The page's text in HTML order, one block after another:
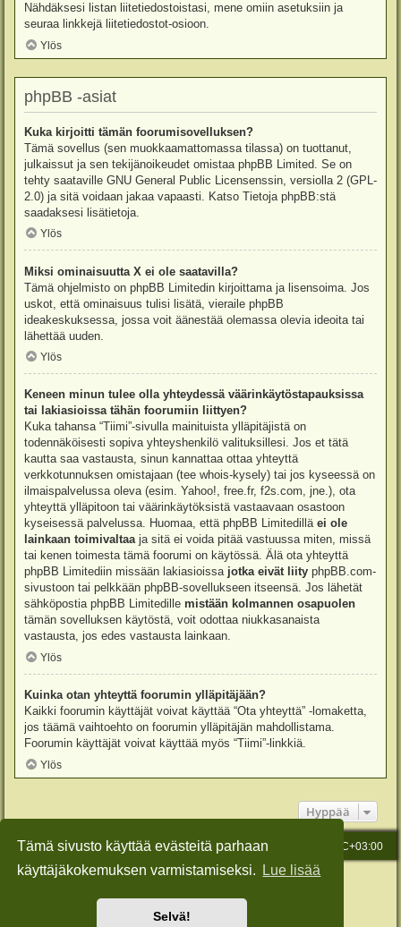
Tämä sivusto käyttää evästeitä parhaan
käyttäjäkokemuksen varmistamiseksi.
Lue lisää
Selvä!
Nähdäksesi listan liitetiedostoistasi, mene omiin asetuksiin ja
seuraa linkkejä liitetiedostot-osioon.
Ylös
phpBB -asiat
Kuka kirjoitti tämän foorumisovelluksen?
Tämä sovellus (sen muokkaamattomassa tilassa) on tuottanut,
julkaissut ja sen tekijänoikeudet omistaa phpBB Limited . Se on
tehty saataville GNU General Public Licensenssin, versiolla 2 (GPL-
2.0) ja sitä voidaan jakaa vapaasti. Katso Tietoja phpBB:stä
saadaksesi lisätietoja.
Ylös
Miksi ominaisuutta X ei ole saatavilla?
Tämä ohjelmisto on phpBB Limitedin kirjoittama ja lisensoima. Jos
uskot, että ominaisuus tulisi lisätä, vieraile phpBB
ideakeskuksessa , jossa voit äänestää olemassa olevia ideoita tai
lähettää uuden.
Ylös
Keneen minun tulee olla yhteydessä väärinkäytöstapauksissa
tai lakiasioissa tähän foorumiin liittyen?
Kuka tahansa “Tiimi”-sivulla mainituista ylläpitäjistä on
todennäköisesti sopiva yhteyshenkilö valituksillesi. Jos et tätä
kautta saa vastausta, sinun kannattaa ottaa yhteyttä
verkkotunnuksen omistajaan (tee whois-kysely) tai jos kyseessä on
ilmaispalvelussa oleva (esim. Yahoo!, free.fr, f2s.com, jne.), ota
yhteyttä ylläpitoon tai väärinkäytöksistä vastaavaan osastoon
kyseisessä palvelussa. Huomaa, että phpBB Limitedillä ei ole
lainkaan toimivaltaaja sitä ei voida pitää vastuussa miten, missä
tai kenen toimesta tämä foorumi on käytössä. Älä ota yhteyttä
phpBB Limitediin missään lakiasioissa jotka eivät liity phpBB.com-
sivustoon tai pelkkään phpBB-sovellukseen itseensä. Jos lähetät
sähköpostia phpBB Limitedille mistään kolmannen osapuolen
tämän sovelluksen käytöstä, voit odottaa niukkasanaista
vastausta, jos edes vastausta lainkaan.
Ylös
Kuinka otan yhteyttä foorumin ylläpitäjään?
Kaikki foorumin käyttäjät voivat käyttää “Ota yhteyttä” -lomaketta,
jos täämä vaihtoehto on foorumin ylläpitäjän mahdollistama.
Foorumin käyttäjät voivat käyttää myös “Tiimi”-linkkiä.
Ylös
Hyppää
Etusivu Kaikki ajat ovat UTC+03:00
Viesti Ylläpidolle
Keskustelufoorumin ohjelmistophpBB® Forum Software © phpBB Limited